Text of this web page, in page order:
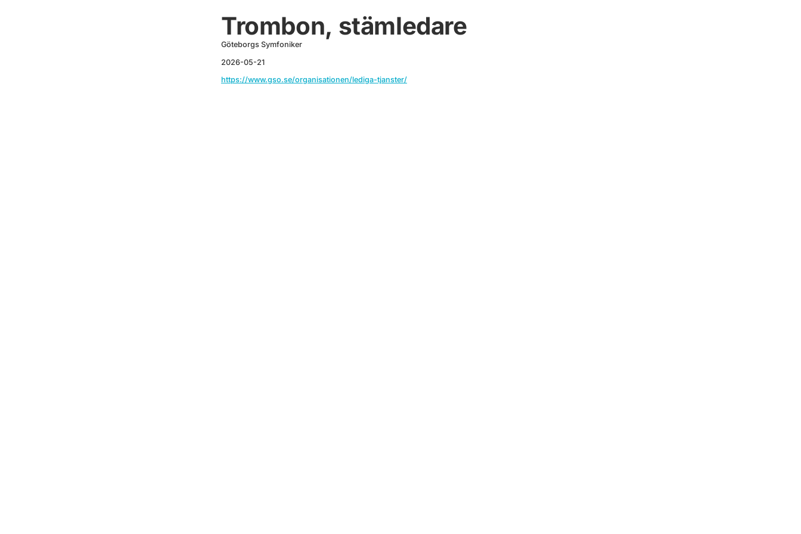
Trombon, stämledare
Göteborgs Symfoniker
2026-05-21
https://www.gso.se/organisationen/lediga-tjanster/